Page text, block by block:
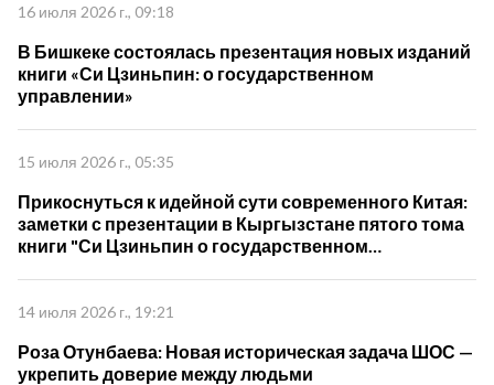
16 июля 2026 г., 09:18
В Бишкеке состоялась презентация новых изданий
книги «Си Цзиньпин: о государственном
управлении»
15 июля 2026 г., 05:35
Прикоснуться к идейной сути современного Китая:
заметки с презентации в Кыргызстане пятого тома
книги "Си Цзиньпин о государственном
14 июля 2026 г., 19:21
Роза Отунбаева: Новая историческая задача ШОС —
укрепить доверие между людьми